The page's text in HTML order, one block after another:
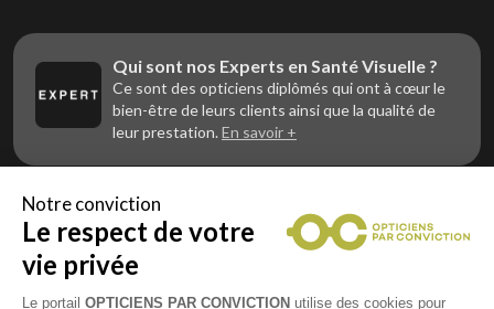
Qui sont nos Experts en Santé Visuelle ?
Ce sont des opticiens diplômés qui ont à cœur le
bien-être de leurs clients ainsi que la qualité de
leur prestation. En savoir +
Vous êtes un professionnel de la vue et
vous souhaitez nous rejoindre ?
Contactez Alliance Optic, la centrale d’achats et
d’accompagnement des opticiens indépendants
Notre conviction
Le respect de votre
vie privée
Le portail OPTICIENS PAR CONVICTION utilise des cookies pour